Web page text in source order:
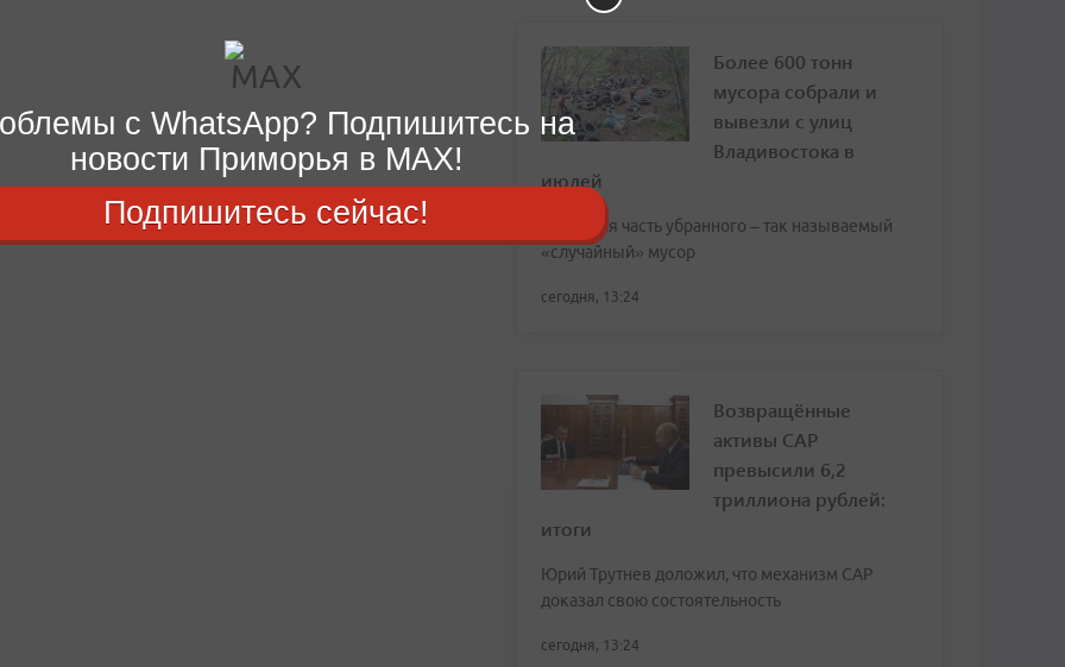
Более 600 тонн
мусора собрали и
вывезли с улиц
Владивостока в
июлей
Основная часть убранного – так называемый
«случайный» мусор
сегодня, 13:24
Возвращённые
активы САР
превысили 6,2
триллиона рублей:
итоги
Юрий Трутнев доложил, что механизм САР
доказал свою состоятельность
сегодня, 13:24
с WhatsApp? Подпишитесь на
новости Приморья в MAX!
Подпишитесь сейчас!